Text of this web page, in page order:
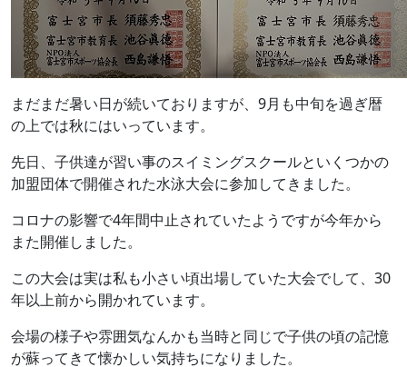
まだまだ暑い日が続いておりますが、9月も中旬を過ぎ暦
の上では秋にはいっています。
先日、子供達が習い事のスイミングスクールといくつかの
加盟団体で開催された水泳大会に参加してきました。
コロナの影響で4年間中止されていたようですが今年から
また開催しました。
この大会は実は私も小さい頃出場していた大会でして、30
年以上前から開かれています。
会場の様子や雰囲気なんかも当時と同じで子供の頃の記憶
が蘇ってきて懐かしい気持ちになりました。